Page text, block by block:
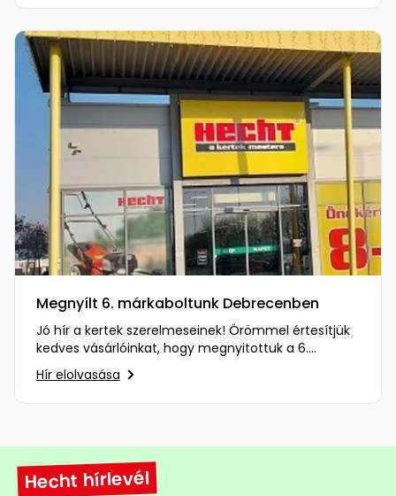
Megnyílt 6. márkaboltunk Debrecenben
Jó hír a kertek szerelmeseinek! Örömmel értesítjük
kedves vásárlóinkat, hogy megnyitottuk a 6.
márkaboltunkat…
Hír elolvasása
Hecht hírlevél